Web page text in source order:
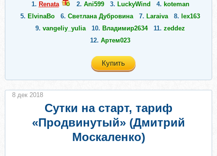
1. Renata 2. Ani599 3. LuckyWind 4. koteman
5. ElvinaBo 6. Светлана Дубровина 7. Laraiva 8. lex163
9. vangeliy_yulia 10. Владимир2634 11. zeddez
12. Артем023
Купить
Сутки на старт, тариф
«Продвинутый» (Дмитрий
Москаленко)
8 дек 2018